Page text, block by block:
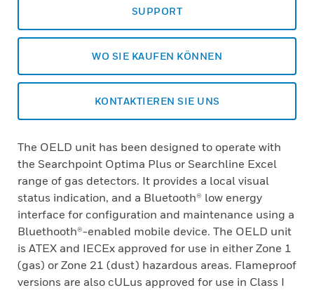
SUPPORT
WO SIE KAUFEN KÖNNEN
KONTAKTIEREN SIE UNS
The OELD unit has been designed to operate with
the Searchpoint Optima Plus or Searchline Excel
range of gas detectors. It provides a local visual
status indication, and a Bluetooth® low energy
interface for configuration and maintenance using a
Bluethooth®-enabled mobile device. The OELD unit
is ATEX and IECEx approved for use in either Zone 1
(gas) or Zone 21 (dust) hazardous areas. Flameproof
versions are also cULus approved for use in Class I